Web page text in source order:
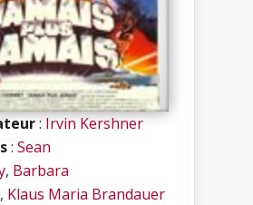
:Irvin Kershner
: Sean
, Barbara
, Klaus Maria Brandauer